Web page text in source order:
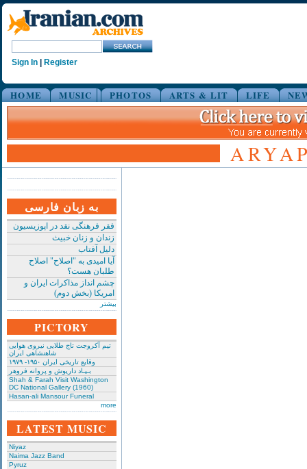
Sign In Register
HOME MUSIC PHOTOS ARTS & LIT LIFE
به زبان فارسی
فقر فرهنگی نقد در اپوزیسیون
زندان و زنان خبیث
دلیل آفتاب
آیا امیدی به "اصلاح" اصلاح
طلبان هست؟
چشم انداز مذاکرات ایران و
امریکا (بخش دوم)
بیشتر
PICTORY
تیم آکروجت تاج طلایی نیروی هوایی
شاهنشاهی ایران
وقایع تاریخی‌ ایران ۱۹۵۰- ۱۹۷۹
بـیـاد داریوش و پروانه فروهر
Shah & Farah Visit Washington
DC National Gallery (1960)
Hasan-ali Mansour Funeral
more
LATEST MUSIC
Niyaz
Naima Jazz Band
Pyruz